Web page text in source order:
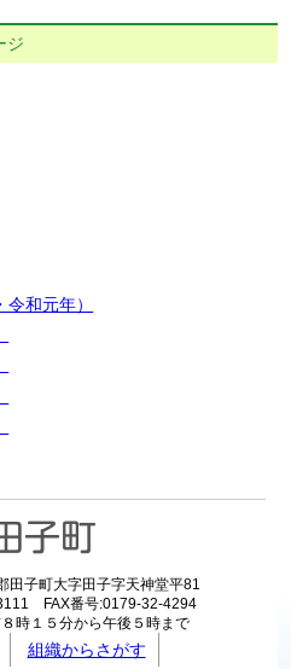
ジ
和元年）
田子町大字田子字天神堂平81
FAX番号:0179-32-4294
時１５分から午後５時まで
組織からさがす